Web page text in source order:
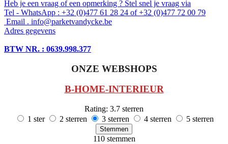
Heb je een vraag of een opmerking ? Stel snel je vraag via
Tel - WhatsApp : +32 (0)477 61 28 24 of +32 (0)477 72 00 79
Email . info@parketvandycke.be
Adres gegevens
BTW NR. : 0639.998.377
ONZE WEBSHOPS
B-HOME-INTERIEUR
Rating: 3.7 sterren
1 ster
2 sterren 3 sterren 4 sterren 5 sterren
Stemmen
110 stemmen